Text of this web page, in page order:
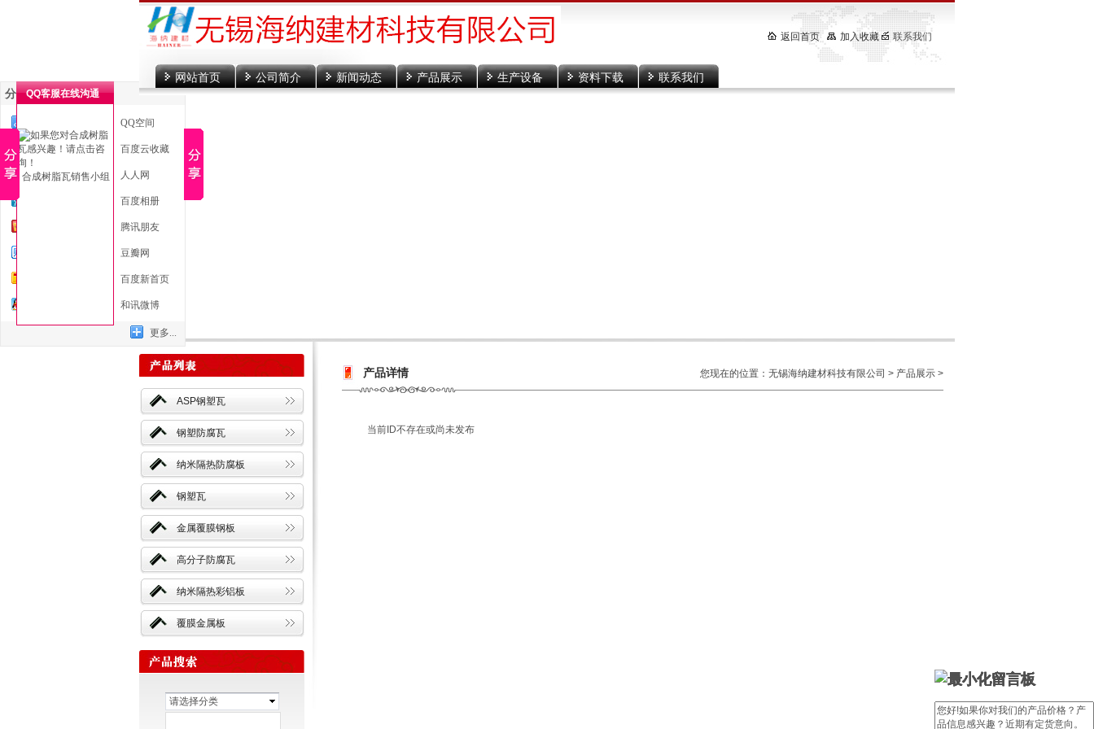
网站首页 公司简介 新闻动态 产品展示 生产设备 资料下载 联系我们
返回首页 加入收藏 联系我们
产品详情
ASP钢塑瓦
钢塑防腐瓦
纳米隔热防腐板
钢塑瓦
金属覆膜钢板
高分子防腐瓦
纳米隔热彩铝板
覆膜金属板
您现在的位置： 无锡海纳建材科技有限公司 > 产品展示 >
请选择分类
当前ID不存在或尚未发布
留言板
留言板
留言板
留言板
留言板
留言板
分享到
QQ空间
新浪微博 百度云收藏
微信 人人网
百度相册
腾讯朋友
豆瓣网
百度新首页
和讯微博
更多...
QQ客服在线沟通
合成树脂瓦销售小组